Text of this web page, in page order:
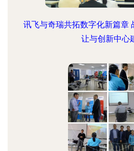
讯飞与奇瑞共拓数字化新篇章
让与创新中心